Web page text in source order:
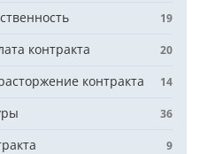
19
контракта 20
контракта 14
36
9